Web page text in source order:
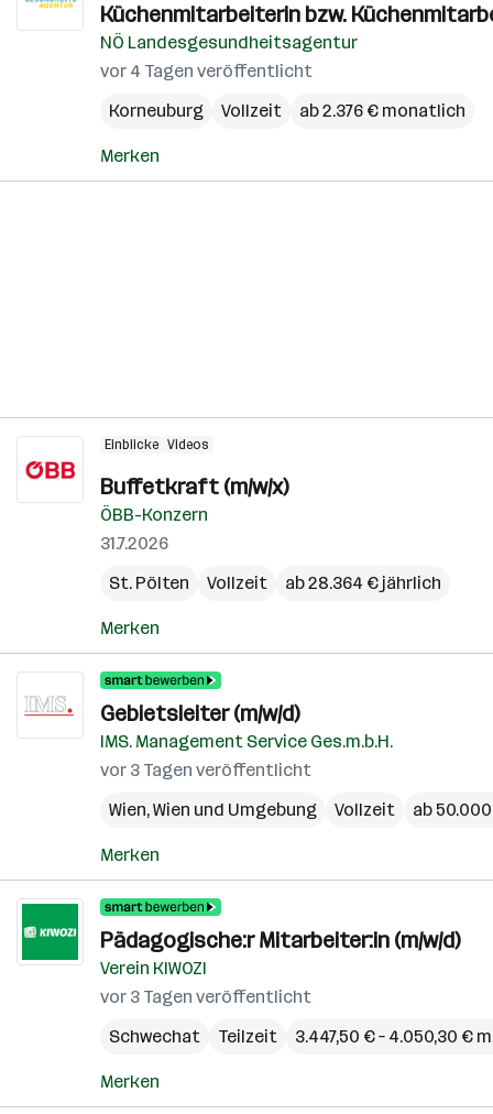
Küchenmitarbeiterin bzw.
NÖ Landesgesundheitsagentur
vor 4 Tagen veröffentlicht
Korneuburg
Vollzeit ab 2.376 € monatlich
Merken
Einblicke Videos
Buffetkraft (m/w/x)
ÖBB-Konzern
31.7.2026
St. Pölten
Vollzeit ab 28.364 € jährlich
Merken
Gebietsleiter (m/w/d)
IMS. Management Service Ges.m.b.H.
vor 3 Tagen veröffentlicht
Wien,Wien und Umgebung Vollzeit ab
Merken
Pädagogische:r Mitarbeiter:in (m/w/d)
Verein KIWOZI
vor 3 Tagen veröffentlicht
Schwechat
Teilzeit 3.447,50 € – 4.050,30 €
Merken